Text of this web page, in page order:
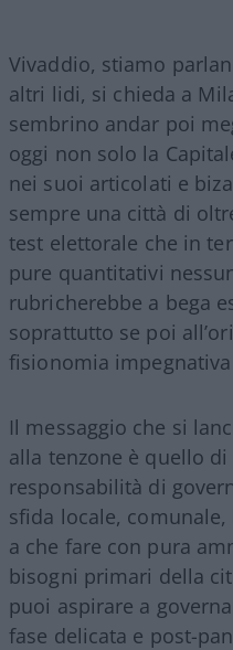
Vivaddio, stiamo
altri lidi, si chieda a
sembrino andar poi
oggi non solo la
nei suoi articolati e
sempre una città di
test elettorale che in
pure quantitativi
rubricherebbe a bega
soprattutto se poi
fisionomia
Il messaggio che si
alla tenzone è quello
responsabilità di
sfida locale,
a che fare con pura
bisogni primari della
puoi aspirare a
fase delicata e post-